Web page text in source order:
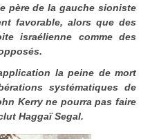
père de la gauche sioniste
favorable, alors que des
israélienne comme des
la peine de mort
systématiques de
Kerry ne pourra pas faire
Haggaï Segal.